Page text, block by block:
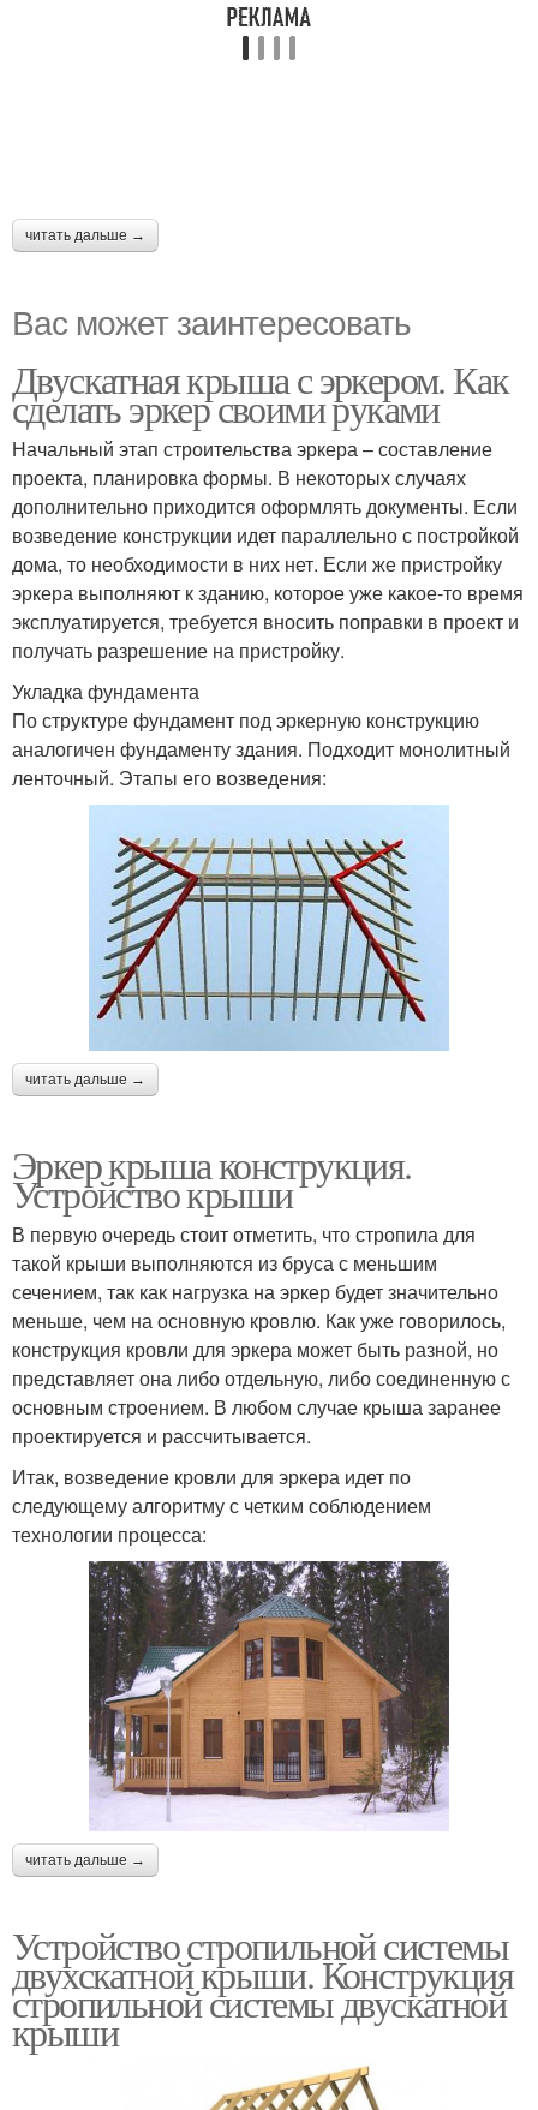
читать дальше →
Вас может заинтересовать
Двускатная крыша с эркером. Как
сделать эркер своими руками
Начальный этап строительства эркера – составление
проекта, планировка формы. В некоторых случаях
дополнительно приходится оформлять документы. Если
возведение конструкции идет параллельно с постройкой
дома, то необходимости в них нет. Если же пристройку
эркера выполняют к зданию, которое уже какое-то время
эксплуатируется, требуется вносить поправки в проект и
получать разрешение на пристройку.
Укладка фундамента
По структуре фундамент под эркерную конструкцию
аналогичен фундаменту здания. Подходит монолитный
ленточный. Этапы его возведения:
читать дальше →
Эркер крыша конструкция.
Устройство крыши
В первую очередь стоит отметить, что стропила для
такой крыши выполняются из бруса с меньшим
сечением, так как нагрузка на эркер будет значительно
меньше, чем на основную кровлю. Как уже говорилось,
конструкция кровли для эркера может быть разной, но
представляет она либо отдельную, либо соединенную с
основным строением. В любом случае крыша заранее
проектируется и рассчитывается.
Итак, возведение кровли для эркера идет по
следующему алгоритму с четким соблюдением
технологии процесса:
читать дальше →
Устройство стропильной системы
двухскатной крыши. Конструкция
стропильной системы двускатной
крыши